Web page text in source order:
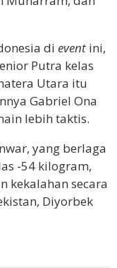
di event ini,
Putra kelas
Utara itu
Gabriel Ona
lebih taktis.
yang berlaga
-54 kilogram,
kekalahan secara
Diyorbek